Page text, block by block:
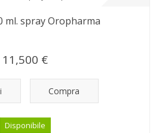
ml. spray Oropharma
11,500 €
Compra
Disponibile